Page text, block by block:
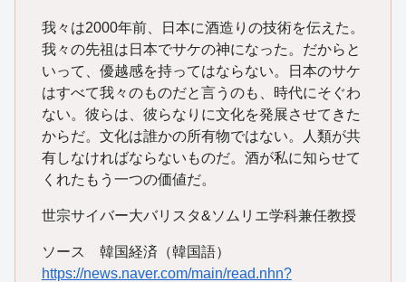
我々は2000年前、日本に酒造りの技術を伝えた。
我々の先祖は日本でサケの神になった。だからと
いって、優越感を持ってはならない。日本のサケ
はすべて我々のものだと言うのも、時代にそぐわ
ない。彼らは、彼らなりに文化を発展させてきた
からだ。文化は誰かの所有物ではない。人類が共
有しなければならないものだ。酒が私に知らせて
くれたもう一つの価値だ。
世宗サイバー大バリスタ&ソムリエ学科兼任教授
ソース 韓国経済（韓国語）
https://news.naver.com/main/read.nhn?